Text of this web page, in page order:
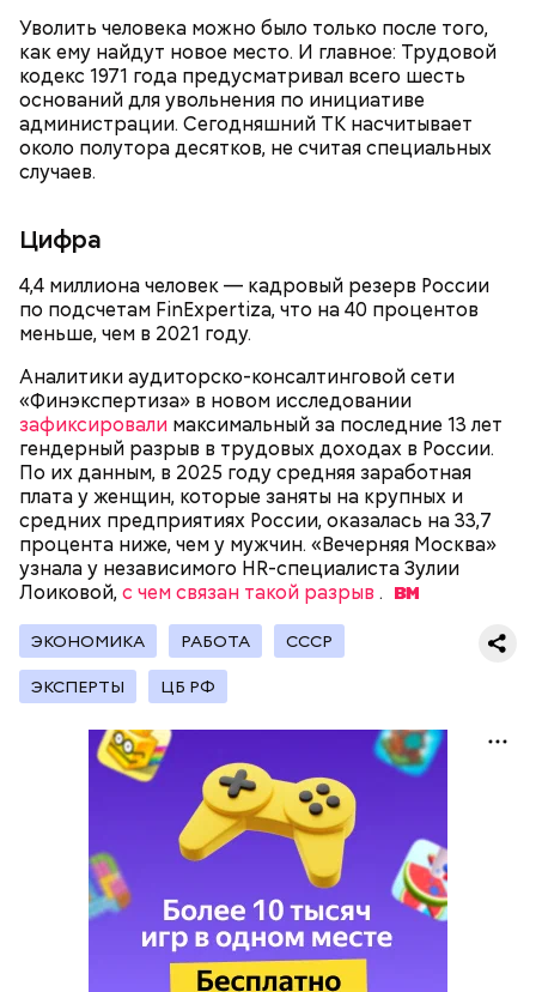
Уволить человека можно было только после того,
как ему найдут новое место. И главное: Трудовой
кодекс 1971 года предусматривал всего шесть
оснований для увольнения по инициативе
администрации. Сегодняшний ТК насчитывает
около полутора десятков, не считая специальных
случаев.
Цифра
4,4 миллиона человек — кадровый резерв России
по подсчетам FinExpertiza, что на 40 процентов
меньше, чем в 2021 году.
Аналитики аудиторско-консалтинговой сети
«Финэкспертиза» в новом исследовании
зафиксировали максимальный за последние 13 лет
гендерный разрыв в трудовых доходах в России.
По их данным, в 2025 году средняя заработная
плата у женщин, которые заняты на крупных и
средних предприятиях России, оказалась на 33,7
процента ниже, чем у мужчин. «Вечерняя Москва»
узнала у независимого HR-специалиста Зулии
Лоиковой, с чем связан такой разрыв .
ЭКОНОМИКА РАБОТА СССР
ЭКСПЕРТЫ ЦБ РФ
В Международный день холостяка все мужчины
без пары видятся со своими друзьями, устраивают
вечеринки, играют в видеоигры и проводят время,
это возможно, ведь может быть и так, что через год
они уже не будут холостяками.
День малины со сливками
Ингредиенты:
кабачок;
брынза;
растительное масло;
помидоры черри либо грунтовые.
Терапевт Кондрахин назвал
продукты и напитки, которые
выводят токсины из организма
Ранние плоды, по словам врача, лучше не есть:
беременным, кормящим женщинам;
людям с ослабленной иммунной системой;
пожилым;
Чистит сосуды и защищает от
рака: чем полезен кресс-салат